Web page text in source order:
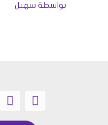
بواسطة سهيل